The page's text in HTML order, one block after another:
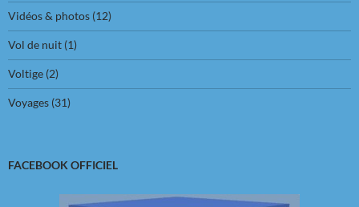
Vidéos & photos (12)
Vol de nuit (1)
Voltige (2)
Voyages (31)
FACEBOOK OFFICIEL